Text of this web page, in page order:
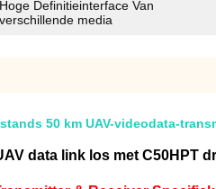
Hoge Definitieinterface Van
verschillende media
50 km UAV-videodata-
data link los met C50HPT